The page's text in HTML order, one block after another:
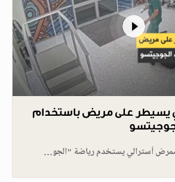
يسيطر على مريض باستخدام
أسترالي يستخدم رياضة "الجو…